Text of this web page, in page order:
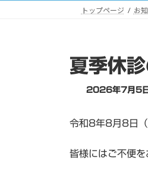
トップページ お
夏季休
2026年7月5日
令和8年8月8日（
皆様にはご不便を